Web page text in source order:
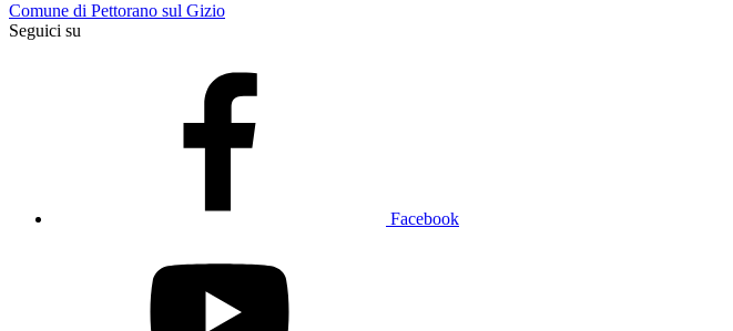
Comune di Pettorano sul Gizio
Seguici su
Facebook